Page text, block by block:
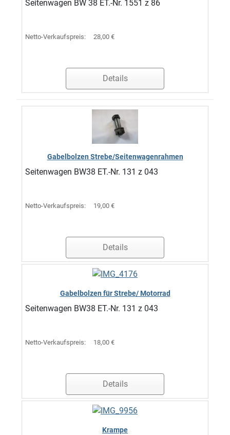
Seitenwagen BW 38 ET.-Nr. 1551 z 86
Netto-Verkaufspreis: 28,00 €
Details
Gabelbolzen Strebe/Seitenwagenrahmen
Seitenwagen BW38 ET.-Nr. 131 z 043
Netto-Verkaufspreis: 19,00 €
Details
Gabelbolzen für Strebe/ Motorrad
Seitenwagen BW38 ET.-Nr. 131 z 043
Netto-Verkaufspreis: 18,00 €
Details
Krampe